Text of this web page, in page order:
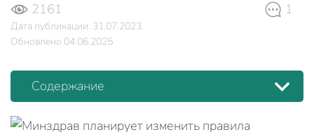
2161 1
Дата публикации: 31.07.2023.
Обновлено 04.06.2025
Содержание